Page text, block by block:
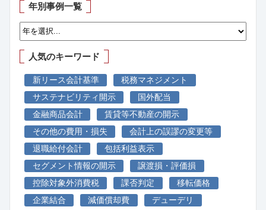
年別事例一覧
人気のキーワード
新リース会計基準
税務マネジメント
サステナビリティ開示
国外配当
金融商品会計
賃貸等不動産の開示
その他の費用・損失
会計上の誤謬の変更等
退職給付会計
包括利益表示
セグメント情報の開示
譲渡損・評価損
控除対象外消費税
課否判定
移転価格
企業結合
減価償却費 デューデリ